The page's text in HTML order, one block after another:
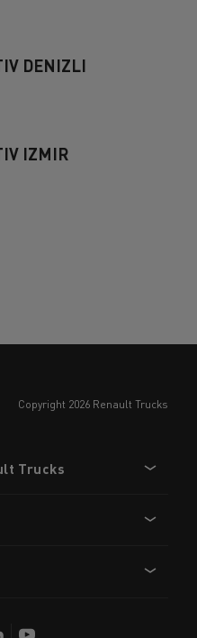
DENIZLI
IZMIR
copyright 2026 Renault Trucks
Trucks